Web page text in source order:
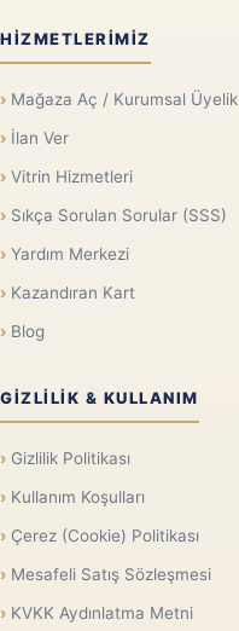
HIZMETLERIMIZ
Mağaza Aç / Kurumsal Üyelik
İlan Ver
Vitrin Hizmetleri
Sıkça Sorulan Sorular (SSS)
Yardım Merkezi
Kazandıran Kart
Blog
GIZLILIK & KULLANIM
Gizlilik Politikası
Kullanım Koşulları
Çerez (Cookie) Politikası
Mesafeli Satış Sözleşmesi
KVKK Aydınlatma Metni